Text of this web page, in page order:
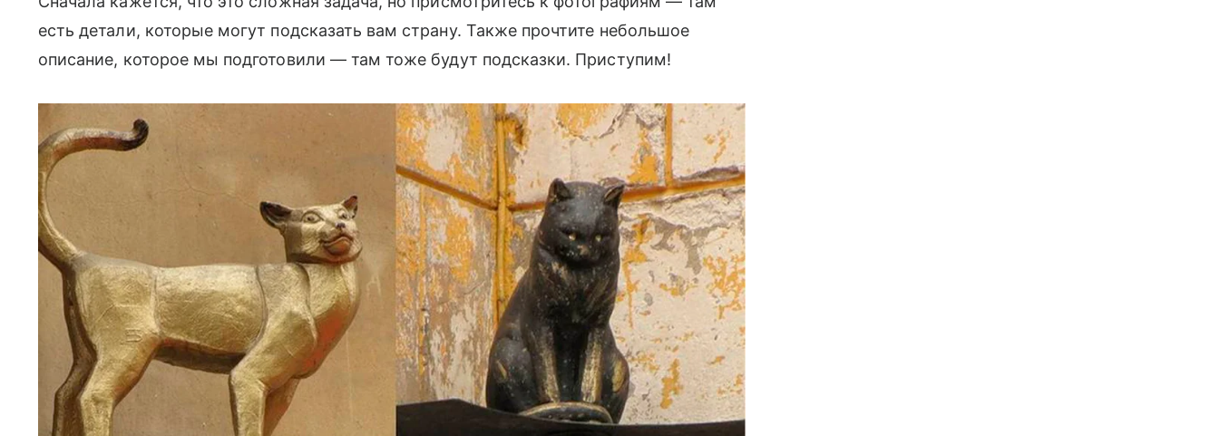
есть детали, которые могут подсказать вам страну. Также прочтите небольшое
описание, которое мы подготовили — там тоже будут подсказки. Приступим!